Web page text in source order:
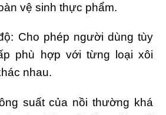
vệ sinh thực phẩm.
Cho phép người dùng tùy
phù hợp với từng loại xôi
nhau.
suất của nồi thường khá